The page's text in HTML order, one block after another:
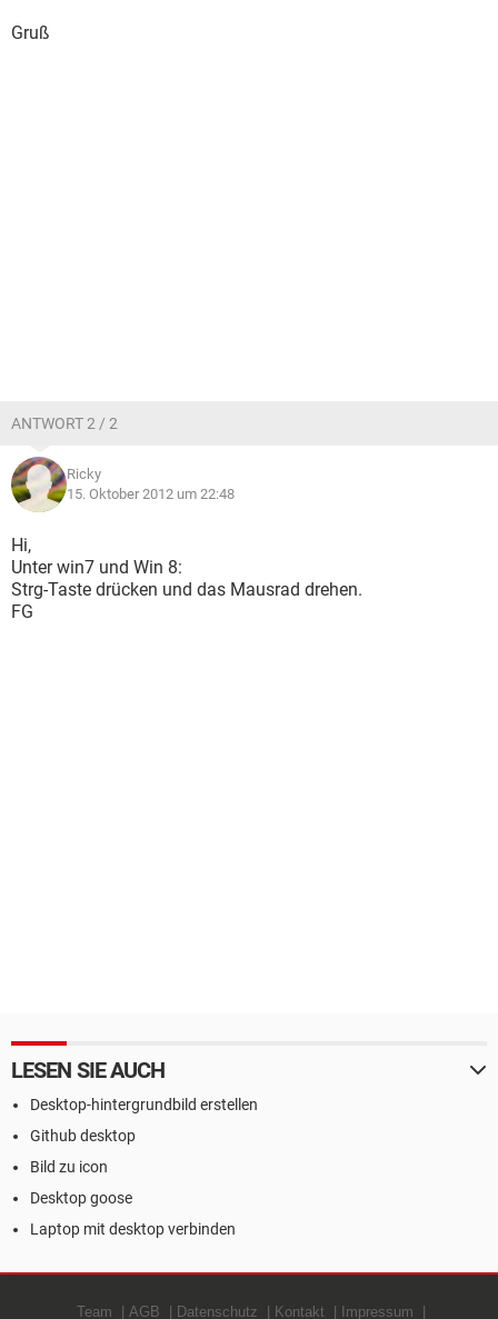
Gruß
ANTWORT 2 / 2
Ricky
15. Oktober 2012 um 22:48
Hi,
Unter win7 und Win 8:
Strg-Taste drücken und das Mausrad drehen.
FG
LESEN SIE AUCH
Desktop-hintergrundbild erstellen
Github desktop
Bild zu icon
Desktop goose
Laptop mit desktop verbinden
Team AGB Datenschutz Kontakt Impressum